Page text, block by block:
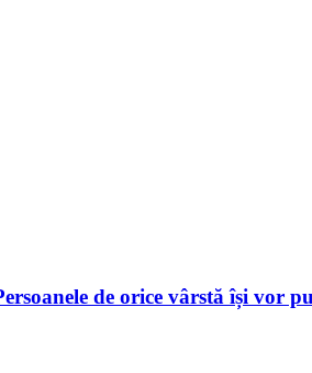
de orice vârstă își vor